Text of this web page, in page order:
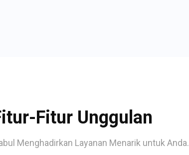
Fitur Unggulan
Menghadirkan Layanan Menarik untuk Anda.